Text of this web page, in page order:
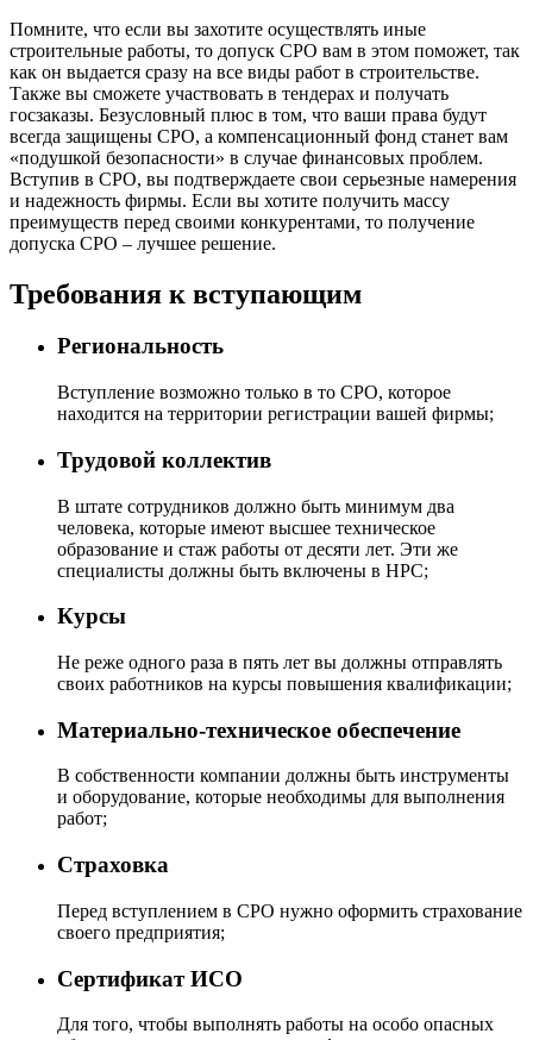
Помните, что если вы захотите осуществлять иные
строительные работы, то допуск СРО вам в этом поможет, так
как он выдается сразу на все виды работ в строительстве.
Также вы сможете участвовать в тендерах и получать
госзаказы. Безусловный плюс в том, что ваши права будут
всегда защищены СРО, а компенсационный фонд станет вам
«подушкой безопасности» в случае финансовых проблем.
Вступив в СРО, вы подтверждаете свои серьезные намерения
и надежность фирмы. Если вы хотите получить массу
преимуществ перед своими конкурентами, то получение
допуска СРО – лучшее решение.
Требования к вступающим
Региональность
Вступление возможно только в то СРО, которое
находится на территории регистрации вашей фирмы;
Трудовой коллектив
В штате сотрудников должно быть минимум два
человека, которые имеют высшее техническое
образование и стаж работы от десяти лет. Эти же
специалисты должны быть включены в НРС;
Курсы
Не реже одного раза в пять лет вы должны отправлять
своих работников на курсы повышения квалификации;
Материально-техническое обеспечение
В собственности компании должны быть инструменты
и оборудование, которые необходимы для выполнения
работ;
Страховка
Перед вступлением в СРО нужно оформить страхование
своего предприятия;
Сертификат ИСО
Для того, чтобы выполнять работы на особо опасных